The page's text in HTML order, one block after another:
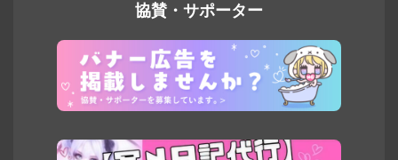
協賛・サポーター